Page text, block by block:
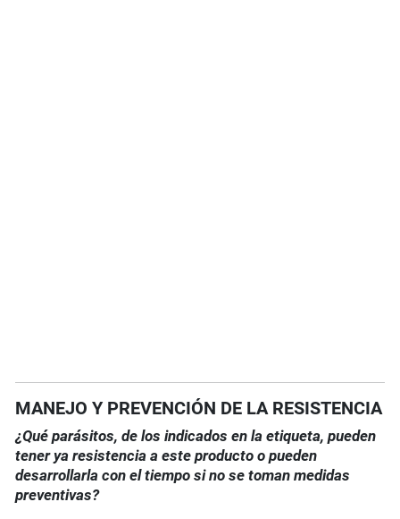
MANEJO Y PREVENCIÓN DE LA RESISTENCIA
¿Qué parásitos, de los indicados en la etiqueta, pueden
tener ya resistencia a este producto o pueden
desarrollarla con el tiempo si no se toman medidas
preventivas?